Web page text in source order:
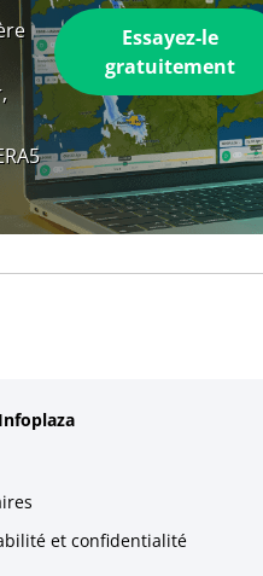
Essayez-le
gratuitement
et confidentialité